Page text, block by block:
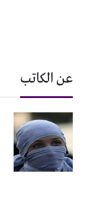
عن الكاتب